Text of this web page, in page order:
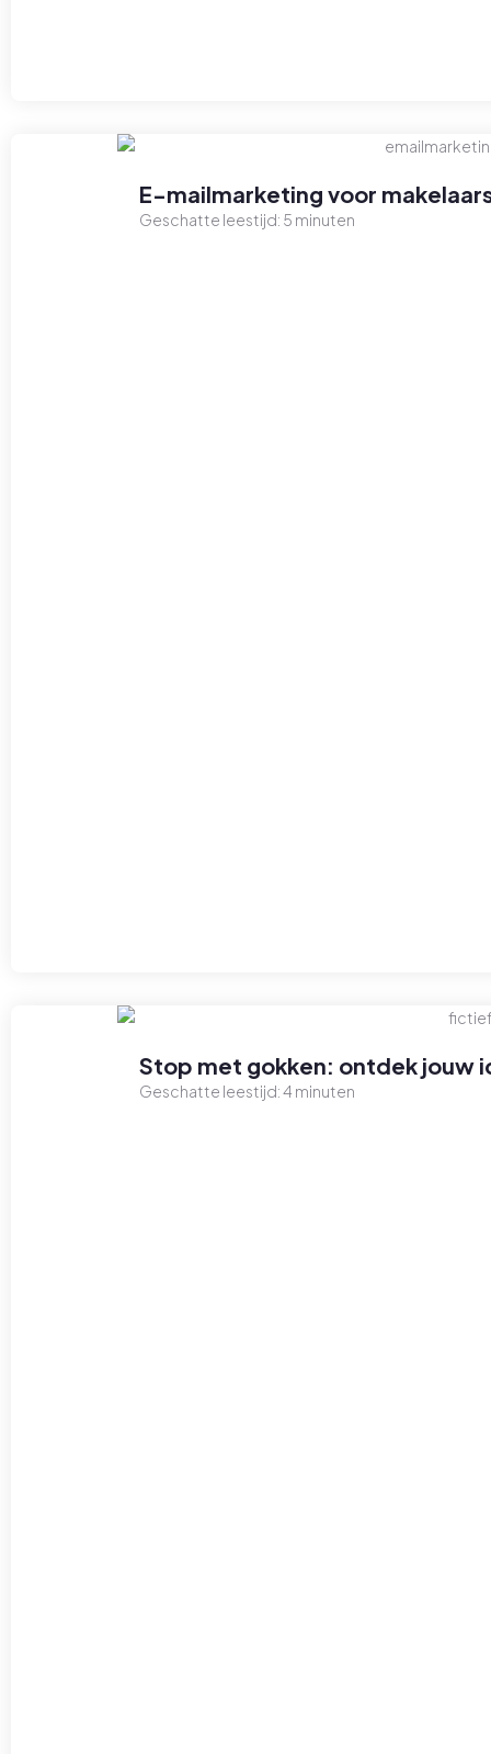
E-mailmarketing voor
Geschatte leestijd: 5 minuten
Stop met gokken: ontdek jouw
Geschatte leestijd:4 minuten